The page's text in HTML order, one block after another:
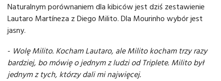
Naturalnym porównaniem dla kibiców jest dziś zestawienie
Lautaro Martíneza z Diego Milito. Dla Mourinho wybór jest
jasny.
- Wolę Milito. Kocham Lautaro, ale Milito kocham trzy razy
bardziej, bo mówię o jednym z ludzi od Triplete. Milito był
jednym z tych, którzy dali mi najwięcej.